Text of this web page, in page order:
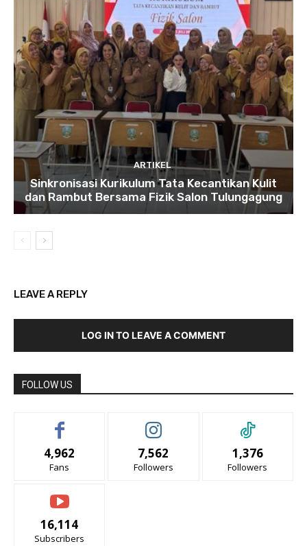
ARTIKEL
Sinkronisasi Kurikulum Tata Kecantikan Kulit
dan Rambut Bersama Fizik Salon Tulungagung
LEAVE A REPLY
LOG IN TO LEAVE A COMMENT
FOLLOW US
4,962
Fans
7,562
Followers
1,376
Followers
16,114
Subscribers